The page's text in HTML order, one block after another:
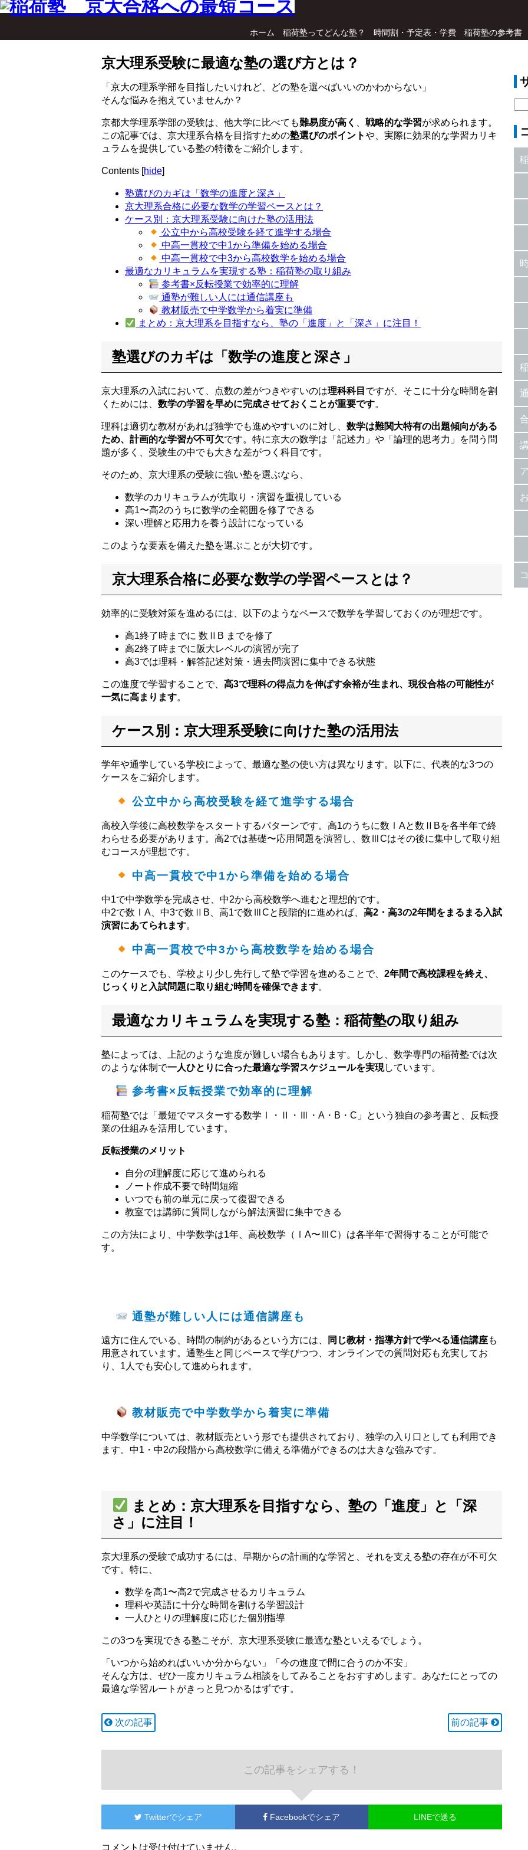
ホーム 稲荷塾ってどんな塾？ 時間割・予定表・学費 稲荷塾の参考書
京大理系受験に最適な塾の選び方とは？
「京大の理系学部を目指したいけれど、どの塾を選べばいいのかわからない」
そんな悩みを抱えていませんか？
京都大学理系学部の受験は、他大学に比べても難易度が高く 戦略的な学習が求められます。
この記事では、京大理系合格を目指すための塾選びのポイントや、実際に効果的な学習カリキ
ュラムを提供している塾の特徴をご紹介します。
Contents [hide]
塾選びのカギは「数学の進度と深さ」
京大理系合格に必要な数学の学習ペースとは？
ケース別：京大理系受験に向けた塾の活用法
公立中から高校受験を経て進学する場合
中高一貫校で中1から準備を始める場合
中高一貫校で中3から高校数学を始める場合
最適なカリキュラムを実現する塾：稲荷塾の取り組み
参考書×反転授業で効率的に理解
通塾が難しい人には通信講座も
教材販売で中学数学から着実に準備
まとめ：京大理系を目指すなら、塾の「進度」と「深さ」に注目！
塾選びのカギは「数学の進度と深さ」
京大理系の入試において、点数の差がつきやすいのは理科科目 ですが、そこに十分な時間を割
くためには、 数学の学習を早めに完成させておくことが重要です。
理科は適切な教材があれば独学でも進めやすいのに対し、 数学は難関大特有の出題傾向がある
ため、計画的な学習が不可欠です。特に京大の数学は「記述力」や「論理的思考力」を問う問
題が多く、受験生の中でも大きな差がつく科目です。
そのため、京大理系の受験に強い塾を選ぶなら、
数学のカリキュラムが先取り・演習を重視している
高1〜高2のうちに数学の全範囲を修了できる
深い理解と応用力を養う設計になっている
このような要素を備えた塾を選ぶことが大切です。
京大理系合格に必要な数学の学習ペースとは？
効率的に受験対策を進めるには、以下のようなペースで数学を学習しておくのが理想です。
高1終了時までに 数ⅡB までを修了
高2終了時までに阪大レベルの演習が完了
高3では理科・解答記述対策・過去問演習に集中できる状態
この進度で学習することで、 高3で理科の得点力を伸ばす余裕が生まれ、現役合格の可能性が
一気に高まります。
ケース別：京大理系受験に向けた塾の活用法
学年や通学している学校によって、最適な塾の使い方は異なります。以下に、代表的な3つの
ケースをご紹介します。
公立中から高校受験を経て進学する場合
高校入学後に高校数学をスタートするパターンです。高1のうちに数ⅠAと数ⅡBを各半年で終
わらせる必要があります。高2では基礎〜応用問題を演習し、数ⅢCはその後に集中して取り組
むコースが理想です。
中高一貫校で中1から準備を始める場合
中1で中学数学を完成させ、中2から高校数学へ進むと理想的です。
中2で数ⅠA、中3で数ⅡB、高1で数ⅢCと段階的に進めれば、 高2・高3の2年間をまるまる入試
演習にあてられます。
中高一貫校で中3から高校数学を始める場合
このケースでも、学校より少し先行して塾で学習を進めることで、 2年間で高校課程を終え、
じっくりと入試問題に取り組む時間を確保できます。
最適なカリキュラムを実現する塾：稲荷塾の取り組み
塾によっては、上記のような進度が難しい場合もあります。しかし、数学専門の稲荷塾では次
のような体制で一人ひとりに合った最適な学習スケジュールを実現しています。
参考書×反転授業で効率的に理解
稲荷塾では「最短でマスターする数学Ⅰ・Ⅱ・Ⅲ・A・B・C」という独自の参考書と、反転授
業の仕組みを活用しています。
反転授業のメリット
自分の理解度に応じて進められる
ノート作成不要で時間短縮
いつでも前の単元に戻って復習できる
教室では講師に質問しながら解法演習に集中できる
この方法により、中学数学は1年、高校数学（ⅠA〜ⅢC）は各半年で習得することが可能で
す。
通塾が難しい人には通信講座も
遠方に住んでいる、時間の制約があるという方には、 同じ教材・指導方針で学べる通信講座も
用意されています。通塾生と同じペースで学びつつ、オンラインでの質問対応も充実してお
り、1人でも安心して進められます。
教材販売で中学数学から着実に準備
中学数学については、教材販売という形でも提供されており、独学の入り口としても利用でき
ます。中1・中2の段階から高校数学に備える準備ができるのは大きな強みです。
まとめ：京大理系を目指すなら、塾の「進度」と「深
さ」に注目！
京大理系の受験で成功するには、早期からの計画的な学習と、それを支える塾の存在が不可欠
です。特に、
数学を高1〜高2で完成させるカリキュラム
理科や英語に十分な時間を割ける学習設計
一人ひとりの理解度に応じた個別指導
この3つを実現できる塾こそが、京大理系受験に最適な塾といえるでしょう。
「いつから始めればいいか分からない」「今の進度で間に合うのか不安」
そんな方は、ぜひ一度カリキュラム相談をしてみることをおすすめします。あなたにとっての
最適な学習ルートがきっと見つかるはずです。
次の記事 前の記事
この記事をシェアする！
Twitterでシェア Facebookでシェア LINEで送る
コメントは受け付けていません。